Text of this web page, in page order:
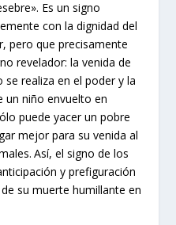
Es un signo
con la dignidad del
pero que precisamente
revelador: la venida de
realiza en el poder y la
un niño envuelto en
puede yacer un pobre
mejor para su venida al
Así, el signo de los
y prefiguración
su muerte humillante en